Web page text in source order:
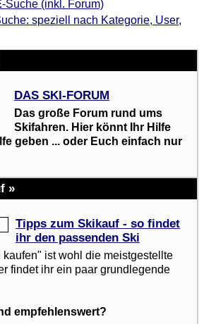
-Suche (inkl. Forum)
speziell nach Kategorie, User,
DAS SKI-FORUM
Das große Forum rund ums
Skifahren. Hier könnt Ihr Hilfe
geben ... oder Euch einfach nur
»
Tipps zum Skikauf - so findet
ihr den passenden Ski
ist wohl die meistgestellte
findet ihr ein paar grundlegende
empfehlenswert?